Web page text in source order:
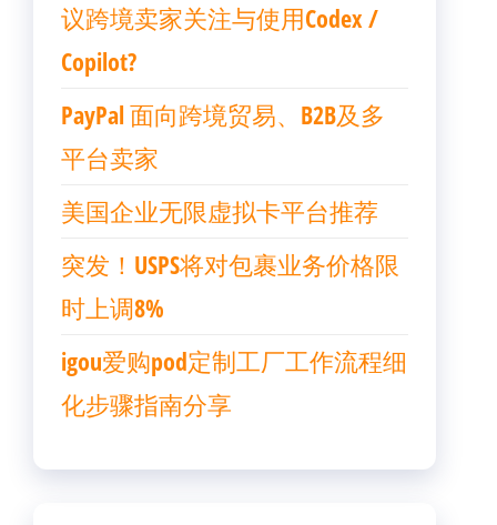
议跨境卖家关注与使用Codex /
Copilot?
PayPal 面向跨境贸易、B2B及多
平台卖家
美国企业无限虚拟卡平台推荐
突发！USPS将对包裹业务价格限
时上调8%
igou爱购pod定制工厂工作流程细
化步骤指南分享